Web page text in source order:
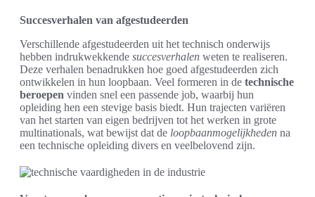
Succesverhalen van afgestudeerden
Verschillende afgestudeerden uit het technisch onderwijs
hebben indrukwekkende succesverhalen weten te realiseren.
Deze verhalen benadrukken hoe goed afgestudeerden zich
ontwikkelen in hun loopbaan. Veel formeren in de technische
beroepen vinden snel een passende job, waarbij hun
opleiding hen een stevige basis biedt. Hun trajecten variëren
van het starten van eigen bedrijven tot het werken in grote
multinationals, wat bewijst dat de loopbaanmogelijkheden na
een technische opleiding divers en veelbelovend zijn.